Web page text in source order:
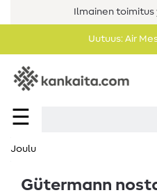
Ilmainen toimitus
Uutuus: Air
☰
Joulu
Gütermann